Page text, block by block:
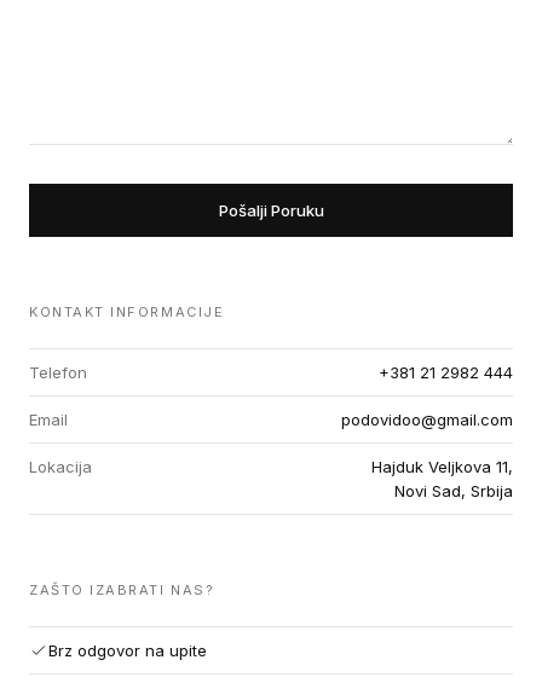
Pošalji Poruku
KONTAKT INFORMACIJE
Telefon +381 21 2982 444
Email podovidoo@gmail.com
Lokacija
Hajduk Veljkova 11,
Novi Sad, Srbija
ZAŠTO IZABRATI NAS?
Brz odgovor na upite